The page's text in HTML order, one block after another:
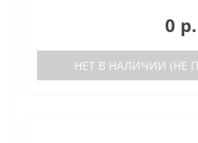
0 р.
НЕТ В НАЛИЧИИ (НЕ